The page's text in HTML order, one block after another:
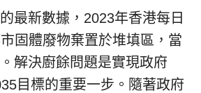
最新數據，2023年香港每日
固體廢物棄置於堆填區，當
解決廚餘問題是實現政府
目標的重要一步。隨著政府